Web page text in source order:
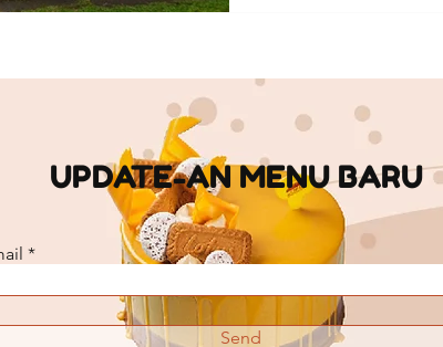
UPDATE-AN MENU BARU
Send